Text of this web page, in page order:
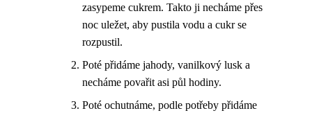
zasypeme cukrem. Takto ji necháme přes
noc uležet, aby pustila vodu a cukr se
rozpustil.
Poté přidáme jahody, vanilkový lusk a
necháme povařit asi půl hodiny.
Poté ochutnáme, podle potřeby přidáme